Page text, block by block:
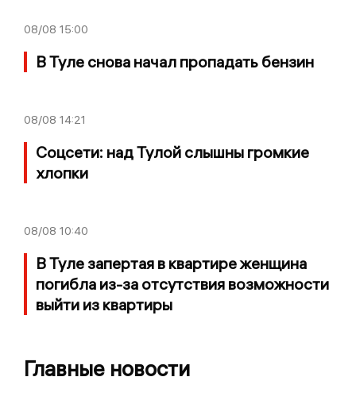
08/08 15:00
В Туле снова начал пропадать бензин
08/08 14:21
Соцсети: над Тулой слышны громкие
хлопки
08/08 10:40
В Туле запертая в квартире женщина
погибла из-за отсутствия возможности
выйти из квартиры
Главные новости